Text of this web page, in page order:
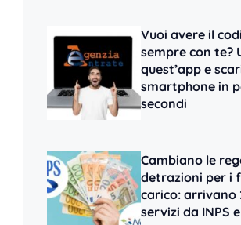
Vuoi avere il
sempre con te?
quest’app e
smartphone in
secondi
Cambiano le
detrazioni per i
carico: arrivano
servizi da INPS